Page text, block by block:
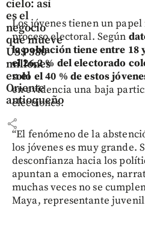
cielo: así
es el
negocio
que mueve
US$ 380
millones
en el
Oriente
antioqueño
share
Los jóvenes tienen un
proceso electoral. Según
la población tiene entre 18
el 26,2 % del electorado
solo el 40 % de estos
en evidencia una baja
elecciones.
“El fenómeno de la
los jóvenes es muy grande.
desconfianza hacia los
apuntan a emociones,
muchas veces no se
Maya, representante